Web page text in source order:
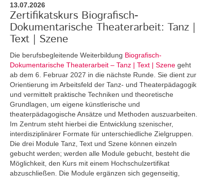
13.07.2026
Zertifikatskurs Biografisch-
Dokumentarische Theaterarbeit: Tanz |
Text | Szene
Die berufsbegleitende Weiterbildung Biografisch-
Dokumentarische Theaterarbeit – Tanz | Text | Szene geht
ab dem 6. Februar 2027 in die nächste Runde. Sie dient zur
Orientierung im Arbeitsfeld der Tanz- und Theaterpädagogik
und vermittelt praktische Techniken und theoretische
Grundlagen, um eigene künstlerische und
theaterpädagogische Ansätze und Methoden auszuarbeiten.
Im Zentrum steht hierbei die Entwicklung szenischer,
interdisziplinärer Formate für unterschiedliche Zielgruppen.
Die drei Module Tanz, Text und Szene können einzeln
gebucht werden; werden alle Module gebucht, besteht die
Möglichkeit, den Kurs mit einem Hochschulzertifikat
abzuschließen. Die Module ergänzen sich gegenseitig,